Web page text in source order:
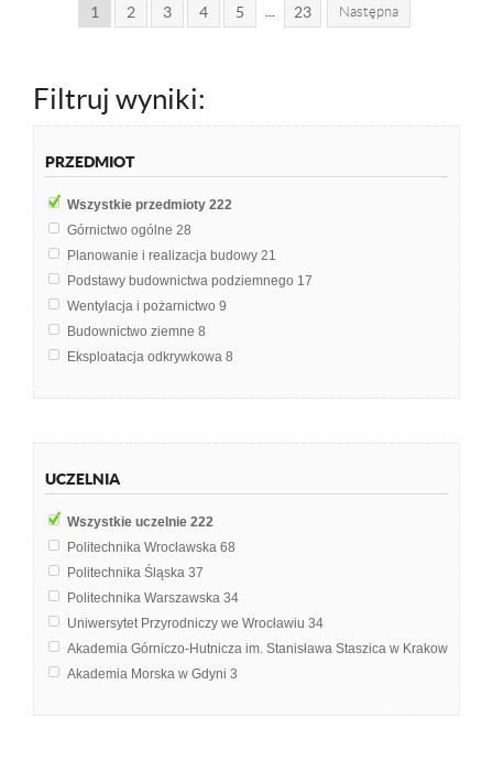
1 2 3 4 5 23 Następna
Filtruj wyniki:
PRZEDMIOT
Wszystkie przedmioty 222
Górnictwo ogólne 28
Planowanie i realizacja budowy 21
Podstawy budownictwa podziemnego 17
Wentylacja i pożarnictwo 9
Budownictwo ziemne 8
Eksploatacja odkrywkowa 8
Technika strzelnicza
Technologia i Organizacja Budowy
Podstawy górnictwa3
UCZELNIA
Wszystkie uczelnie 222
Politechnika Wrocławska 68
Politechnika Śląska 37
Politechnika Warszawska 34
Uniwersytet Przyrodniczy we Wrocławiu 34
Akademia Górniczo-Hutnicza im. Stanisława Staszica w Krakowie
Akademia Morska w Gdyni 3